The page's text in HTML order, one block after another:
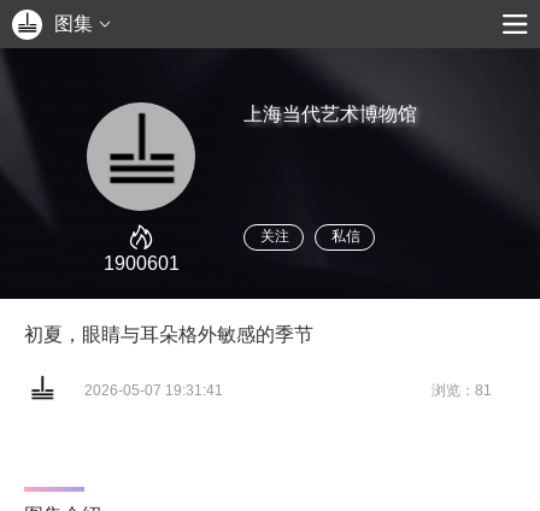
图集
1900601
上海当代艺术博物馆
关注 私信
初夏，眼睛与耳朵格外敏感的季节
2026-05-07 19:31:41 浏览：81